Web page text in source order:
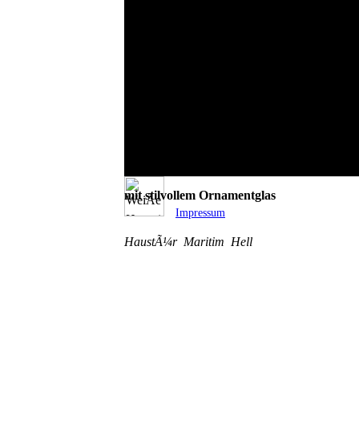
mit stilvollem Ornamentglas
Impressum
HaustÃ¼r Maritim Hell